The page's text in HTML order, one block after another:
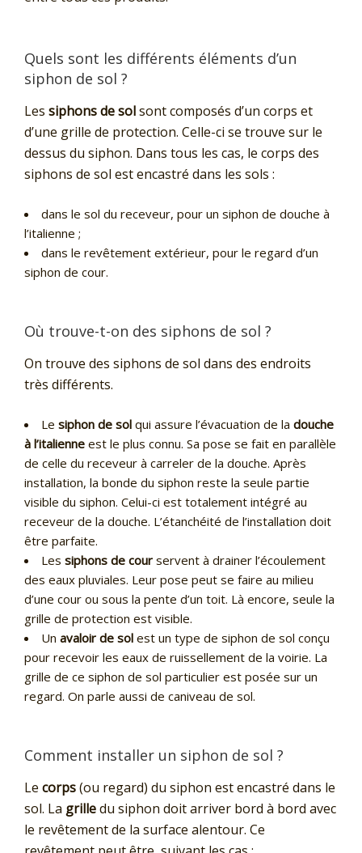
Quels sont les différents éléments d’un
siphon de sol ?
Les siphons de solsont composés d’un corps et
d’une grille de protection. Celle-ci se trouve sur le
dessus du siphon. Dans tous les cas, le corps des
siphons de sol est encastré dans les sols :
dans le sol du receveur, pour un siphon de douche à
l’italienne ;
dans le revêtement extérieur, pour le regard d’un
siphon de cour.
Où trouve-t-on des siphons de sol ?
On trouve des siphons de sol dans des endroits
très différents.
Le siphon de sol qui assure l’évacuation de la douche
à l’italienne est le plus connu. Sa pose se fait en parallèle
de celle du receveur à carreler de la douche. Après
installation, la bonde du siphon reste la seule partie
visible du siphon. Celui-ci est totalement intégré au
receveur de la douche. L’étanchéité de l’installation doit
être parfaite.
Les siphons de cour servent à drainer l’écoulement
des eaux pluviales. Leur pose peut se faire au milieu
d’une cour ou sous la pente d’un toit. Là encore, seule la
grille de protection est visible.
Un avaloir de sol est un type de siphon de sol conçu
pour recevoir les eaux de ruissellement de la voirie. La
grille de ce siphon de sol particulier est posée sur un
regard. On parle aussi de caniveau de sol.
Comment installer un siphon de sol ?
Le corps(ou regard) du siphon est encastré dans le
sol. La grilledu siphon doit arriver bord à bord avec
le revêtement de la surface alentour. Ce